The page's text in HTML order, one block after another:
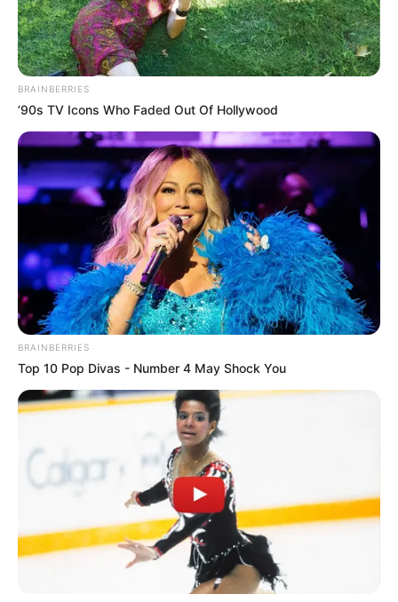
BRAINBERRIES
’90s TV Icons Who Faded Out Of Hollywood
BRAINBERRIES
Top 10 Pop Divas - Number 4 May Shock You